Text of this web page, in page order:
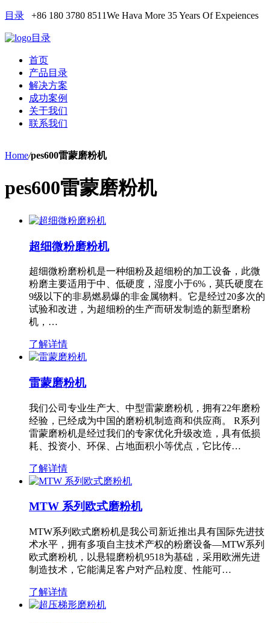
目录 +86 180 3780 8511We Hava More 35 Years Of Expeiences
目录
首页
产品目录
解决方案
成功案例
关于我们
联系我们
Home/pes600雷蒙磨粉机
pes600雷蒙磨粉机
超细微粉磨粉机
超细微粉磨粉机是一种细粉及超细粉的加工设备，此微
粉磨主要适用于中、低硬度，湿度小于6%，莫氏硬度在
9级以下的非易燃易爆的非金属物料。它是经过20多次的
试验和改进，为超细粉的生产而研发制造的新型磨粉
机，…
了解详情
雷蒙磨粉机
我们公司专业生产大、中型雷蒙磨粉机，拥有22年磨粉
经验，已经成为中国的磨粉机制造商和供应商。 R系列
雷蒙磨粉机是经过我们的专家优化升级改造，具有低损
耗、投资小、环保、占地面积小等优点，它比传…
了解详情
MTW 系列欧式磨粉机
MTW系列欧式磨粉机是我公司新近推出具有国际先进技
术水平，拥有多项自主技术产权的粉磨设备—MTW系列
欧式磨粉机，以悬辊磨粉机9518为基础，采用欧洲先进
制造技术，它能满足客户对产品粒度、性能可…
了解详情